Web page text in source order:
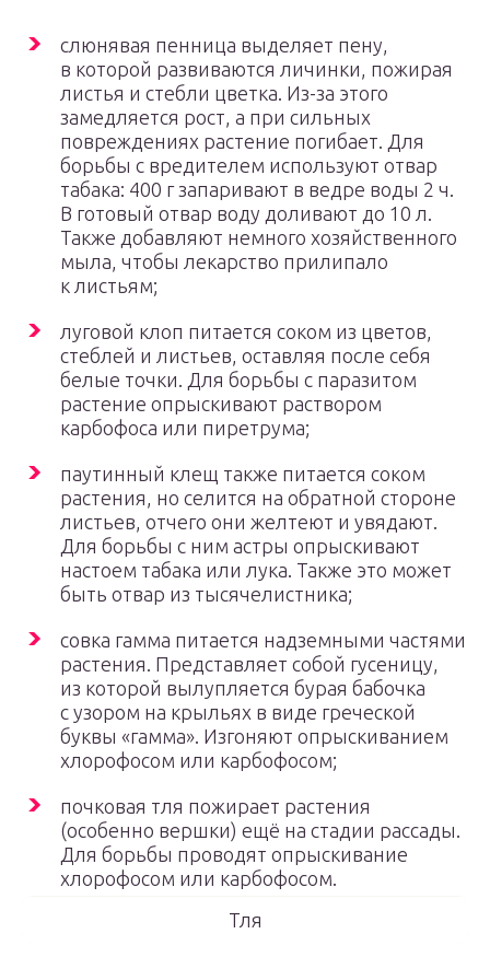
слюнявая пенница выделяет пену,
в которой развиваются личинки, пожирая
листья и стебли цветка. Из-за этого
замедляется рост, а при сильных
повреждениях растение погибает. Для
борьбы с вредителем используют отвар
табака: 400 г запаривают в ведре воды 2 ч.
В готовый отвар воду доливают до 10 л.
Также добавляют немного хозяйственного
мыла, чтобы лекарство прилипало
к листьям;
луговой клоп питается соком из цветов,
стеблей и листьев, оставляя после себя
белые точки. Для борьбы с паразитом
растение опрыскивают раствором
карбофоса или пиретрума;
паутинный клещ также питается соком
растения, но селится на обратной стороне
листьев, отчего они желтеют и увядают.
Для борьбы с ним астры опрыскивают
настоем табака или лука. Также это может
быть отвар из тысячелистника;
совка гамма питается надземными частями
растения. Представляет собой гусеницу,
из которой вылупляется бурая бабочка
с узором на крыльях в виде греческой
буквы «гамма». Изгоняют опрыскиванием
хлорофосом или карбофосом;
почковая тля пожирает растения
(особенно вершки) ещё на стадии рассады.
Для борьбы проводят опрыскивание
хлорофосом или карбофосом.
Тля